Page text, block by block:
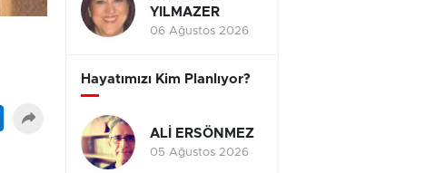
YILMAZER
06 Ağustos 2026
Hayatımızı Kim Planlıyor?
ALİ ERSÖNMEZ
05 Ağustos 2026